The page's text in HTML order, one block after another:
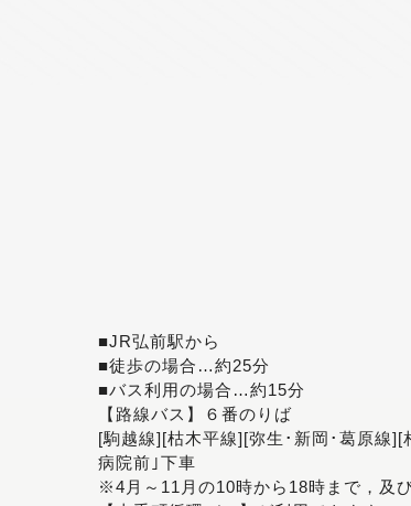
■JR弘前駅から
■徒歩の場合…約25分
■バス利用の場合…約15分
【路線バス】６番のりば
[駒越線][枯木平線][弥生･新岡･葛原線
病院前｣下車
※4月～11月の10時から18時まで，及